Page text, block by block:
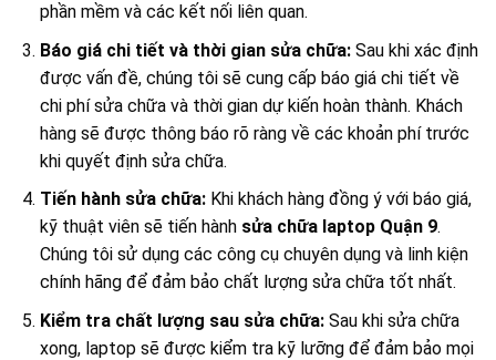
phần mềm và các kết nối liên quan.
Báo giá chi tiết và thời gian sửa chữa:Sau khi xác định
được vấn đề, chúng tôi sẽ cung cấp báo giá chi tiết về
chi phí sửa chữa và thời gian dự kiến hoàn thành. Khách
hàng sẽ được thông báo rõ ràng về các khoản phí trước
khi quyết định sửa chữa.
Tiến hành sửa chữa:Khi khách hàng đồng ý với báo giá,
kỹ thuật viên sẽ tiến hành sửa chữa laptop Quận 9.
Chúng tôi sử dụng các công cụ chuyên dụng và linh kiện
chính hãng để đảm bảo chất lượng sửa chữa tốt nhất.
Kiểm tra chất lượng sau sửa chữa:Sau khi sửa chữa
xong, laptop sẽ được kiểm tra kỹ lưỡng để đảm bảo mọi